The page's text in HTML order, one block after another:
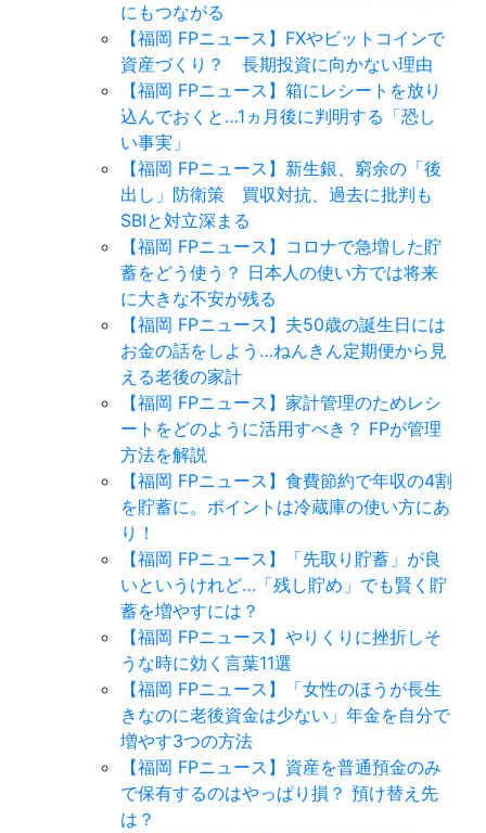
にもつながる
【福岡 FPニュース】FXやビットコインで
資産づくり？ 長期投資に向かない理由
【福岡 FPニュース】箱にレシートを放り
込んでおくと…1ヵ月後に判明する「恐し
い事実」
【福岡 FPニュース】新生銀、窮余の「後
出し」防衛策 買収対抗、過去に批判も
SBIと対立深まる
【福岡 FPニュース】コロナで急増した貯
蓄をどう使う？ 日本人の使い方では将来
に大きな不安が残る
【福岡 FPニュース】夫50歳の誕生日には
お金の話をしよう…ねんきん定期便から見
える老後の家計
【福岡 FPニュース】家計管理のためレシ
ートをどのように活用すべき？ FPが管理
方法を解説
【福岡 FPニュース】食費節約で年収の4割
を貯蓄に。ポイントは冷蔵庫の使い方にあ
り！
【福岡 FPニュース】「先取り貯蓄」が良
いというけれど…「残し貯め」でも賢く貯
蓄を増やすには？
【福岡 FPニュース】やりくりに挫折しそ
うな時に効く言葉11選
【福岡 FPニュース】「女性のほうが長生
きなのに老後資金は少ない」年金を自分で
増やす3つの方法
【福岡 FPニュース】資産を普通預金のみ
で保有するのはやっぱり損？ 預け替え先
は？